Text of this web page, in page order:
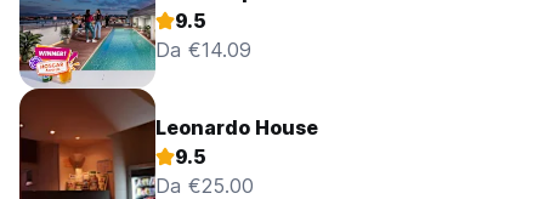
9.5
Da €14.09
Leonardo House
9.5
Da €25.00